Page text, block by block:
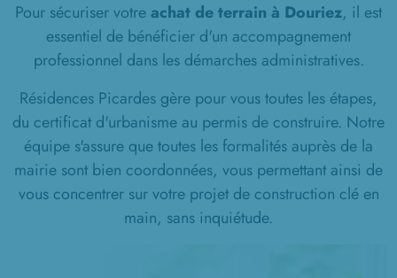
Pour sécuriser votreachat de terrain à Douriez, il est
essentiel de bénéficier d'un accompagnement
professionnel dans les démarches administratives.
Résidences Picardes gère pour vous toutes les étapes,
du certificat d'urbanisme au permis de construire. Notre
équipe s'assure que toutes les formalités auprès de la
mairie sont bien coordonnées, vous permettant ainsi de
vous concentrer sur votre projet de construction clé en
main, sans inquiétude.